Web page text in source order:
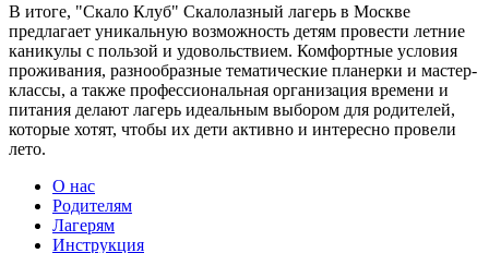
В итоге, "Скало Клуб" Скалолазный лагерь в Москве
предлагает уникальную возможность детям провести летние
каникулы с пользой и удовольствием. Комфортные условия
проживания, разнообразные тематические планерки и мастер-
классы, а также профессиональная организация времени и
питания делают лагерь идеальным выбором для родителей,
которые хотят, чтобы их дети активно и интересно провели
лето.
О нас
Родителям
Лагерям
Инструкция